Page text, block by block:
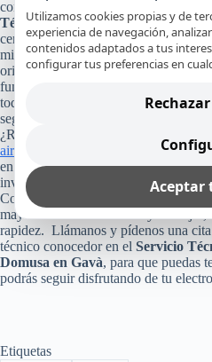
con eso nos conformamos nuestra
Técnico y de Reparación Domusa,
certificación de nuestros
mismo día en la mayoría de los casos
originales Domusa que garanticen
funcionando con alto rendimiento y
todo esto, le damos un broche de oro
segura garantía por nuestro trabajo.
¿Recuerdas cuánto costó tu
aire acondicionado
o cualquier otro
en tu casa, empresa u oficina? Pues,
inversión, poniendo tu aparato en
Consúltanos, ya que como te dijimos
mayormente el mismo día y lo mejor,
rapidez. Llámanos y pídenos una
técnico conocedor en el Servicio
Domusa en Gavà, para que puedas
podrás seguir disfrutando de tu
Etiquetas
Utilizamos cookies propias y de
experiencia de navegación,
contenidos adaptados a tus
configurar tus preferencias en
Aceptar